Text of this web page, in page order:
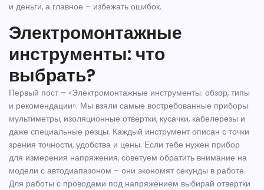
и деньги, а главное – избежать ошибок.
Электромонтажные
инструменты: что
выбрать?
Первый пост – «Электромонтажные инструменты: обзор, типы
и рекомендации». Мы взяли самые востребованные приборы:
мультиметры, изоляционные отвертки, кусачки, кабелерезы и
даже специальные резцы. Каждый инструмент описан с точки
зрения точности, удобства и цены. Если тебе нужен прибор
для измерения напряжения, советуем обратить внимание на
модели с автодиапазоном – они экономят секунды в работе.
Для работы с проводами под напряжением выбирай отвертки